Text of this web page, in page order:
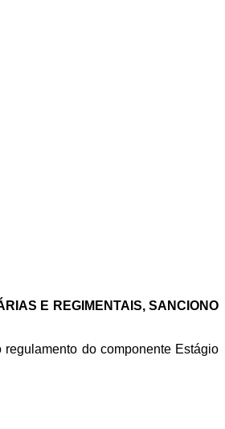
E REGIMENTAIS, SANCIONO
regulamento do componente Estágio